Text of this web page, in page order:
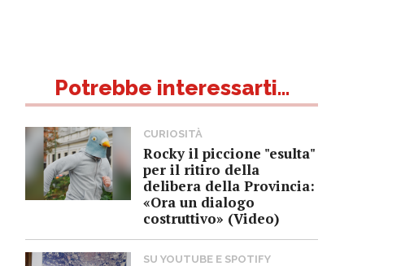
Potrebbe interessarti...
CURIOSITÀ
Rocky il piccione "esulta"
per il ritiro della
delibera della Provincia:
«Ora un dialogo
costruttivo» (Video)
SU YOUTUBE E SPOTIFY